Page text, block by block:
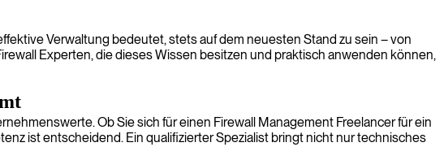
Verwaltung bedeutet, stets auf dem neuesten Stand zu sein – von
Experten, die dieses Wissen besitzen und praktisch anwenden können,
Ob Sie sich für einen Firewall Management Freelancer für ein
ist entscheidend. Ein qualifizierter Spezialist bringt nicht nur technisches